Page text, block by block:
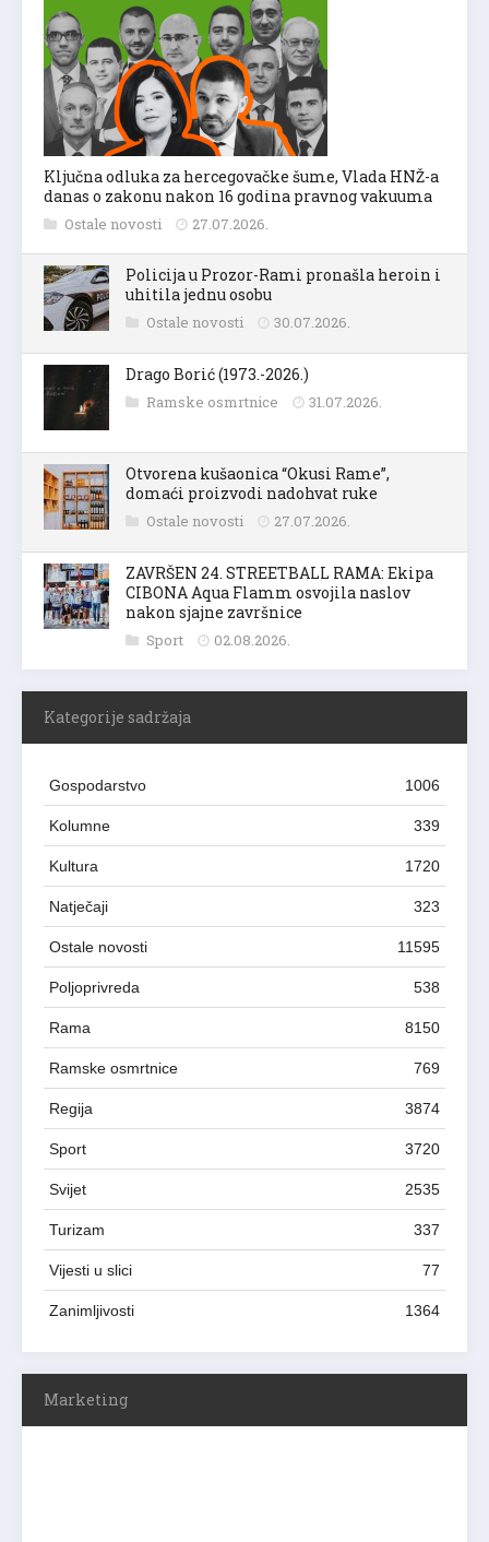
Ključna odluka za hercegovačke šume, Vlada HNŽ-a
danas o zakonu nakon 16 godina pravnog vakuuma
Ostale novosti 27.07.2026.
Policija u Prozor-Rami pronašla heroin i
uhitila jednu osobu
Ostale novosti 30.07.2026.
Drago Borić (1973.-2026.)
Ramske osmrtnice 31.07.2026.
Otvorena kušaonica “Okusi Rame”,
domaći proizvodi nadohvat ruke
Ostale novosti 27.07.2026.
ZAVRŠEN 24. STREETBALL RAMA: Ekipa
CIBONA Aqua Flamm osvojila naslov
nakon sjajne završnice
Sport 02.08.2026.
Kategorije sadržaja
Gospodarstvo 1006
Kolumne 339
Kultura 1720
Natječaji 323
Ostale novosti 11595
Poljoprivreda 538
Rama 8150
Ramske osmrtnice 769
Regija 3874
Sport 3720
Svijet 2535
Turizam 337
Vijesti u slici 77
Zanimljivosti 1364
Marketing